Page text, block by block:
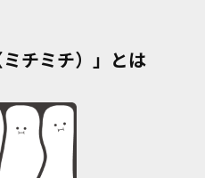
チミチ）」とは